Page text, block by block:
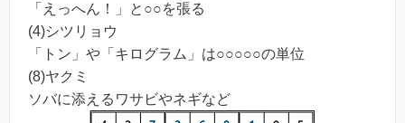
「えっへん！」と○○を張る
(4)シツリョウ
「トン」や「キログラム」は○○○○○の単位
(8)ヤクミ
ソバに添えるワサビやネギなど